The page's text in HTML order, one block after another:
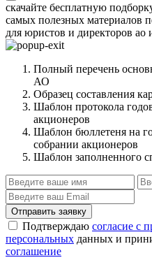
скачайте бесплатную
самых полезных материалов
для юристов и директоров ао
Полный перечень
АО
Образец составления
Шаблон протокола
акционеров
Шаблон бюллетеня на
собрании акционеров
Шаблон заполненного
Отправить заявку
Подтверждаю согласие с
персональных данных и
соглашение